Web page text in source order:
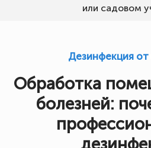
или садовом
Дезинфекция от
Обработка
болезней: